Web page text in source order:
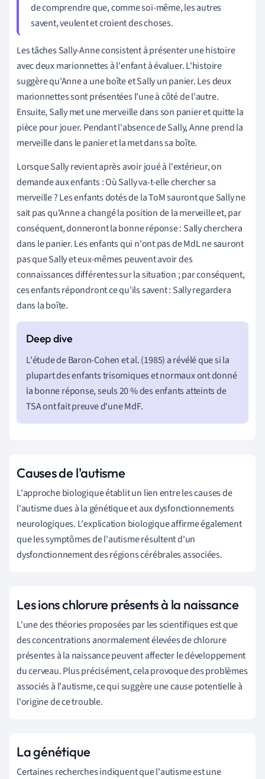
de comprendre que, comme soi-même, les autres
savent, veulent et croient des choses.
Les tâches Sally-Anne consistent à présenter une histoire
avec deux marionnettes à l'enfant à évaluer. L'histoire
suggère qu'Anne a une boîte et Sally un panier. Les deux
marionnettes sont présentées l'une à côté de l'autre.
Ensuite, Sally met une merveille dans son panier et quitte la
pièce pour jouer. Pendant l'absence de Sally, Anne prend la
merveille dans le panier et la met dans sa boîte.
Lorsque Sally revient après avoir joué à l'extérieur, on
demande aux enfants : Où Sally va-t-elle chercher sa
merveille ? Les enfants dotés de la ToM sauront que Sally ne
sait pas qu'Anne a changé la position de la merveille et, par
conséquent, donneront la bonne réponse : Sally cherchera
dans le panier. Les enfants qui n'ont pas de MdL ne sauront
pas que Sally et eux-mêmes peuvent avoir des
connaissances différentes sur la situation ; par conséquent,
ces enfants répondront ce qu'ils savent : Sally regardera
dans la boîte.
L'étude de Baron-Cohen et al. (1985) a révélé que si la
plupart des enfants trisomiques et normaux ont donné
la bonne réponse, seuls 20 % des enfants atteints de
TSA ont fait preuve d'une MdF.
Causes de l'autisme
L'approche biologique établit un lien entre les causes de
l'autisme dues à la génétique et aux dysfonctionnements
neurologiques. L'explication biologique affirme également
que les symptômes de l'autisme résultent d'un
dysfonctionnement des régions cérébrales associées.
Les ions chlorure présents à la naissance
L'une des théories proposées par les scientifiques est que
des concentrations anormalement élevées de chlorure
présentes à la naissance peuvent affecter ledéveloppement
du cerveau. Plus précisément, cela provoque des problèmes
associés à l'autisme, ce qui suggère une cause potentielle à
l'origine de ce trouble.
La génétique
Certaines recherches indiquent que l'autisme est une